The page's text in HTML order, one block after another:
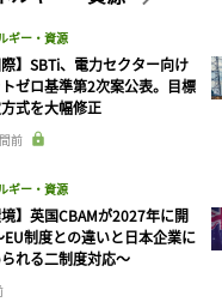
ギー・資源
際】SBTi、電力セクター向け
ゼロ基準第2次案公表。目標
式を大幅修正
前
ギー・資源
境】英国CBAMが2027年に開
EU制度との違いと日本企業に
れる二制度対応〜